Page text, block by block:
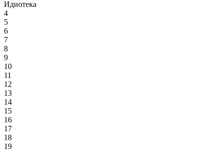
Идиотека
4
5
6
7
8
9
10
11
12
13
14
15
16
17
18
19